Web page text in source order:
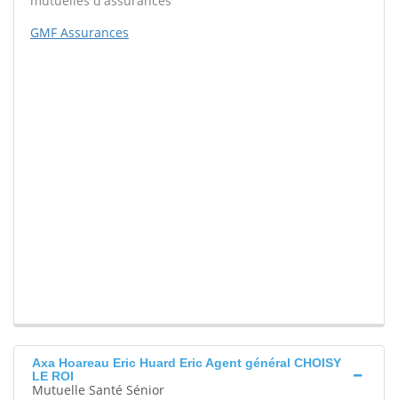
GMF Assurances
Axa Hoareau Eric Huard Eric Agent général CHOISY
LE ROI
Mutuelle Santé Sénior